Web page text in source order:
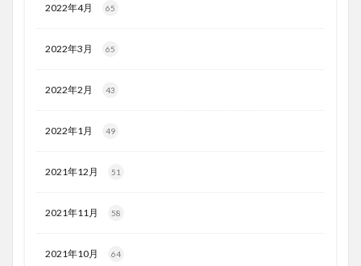
2022年4月 65
2022年3月 65
2022年2月 43
2022年1月 49
2021年12月 51
2021年11月 58
2021年10月 64